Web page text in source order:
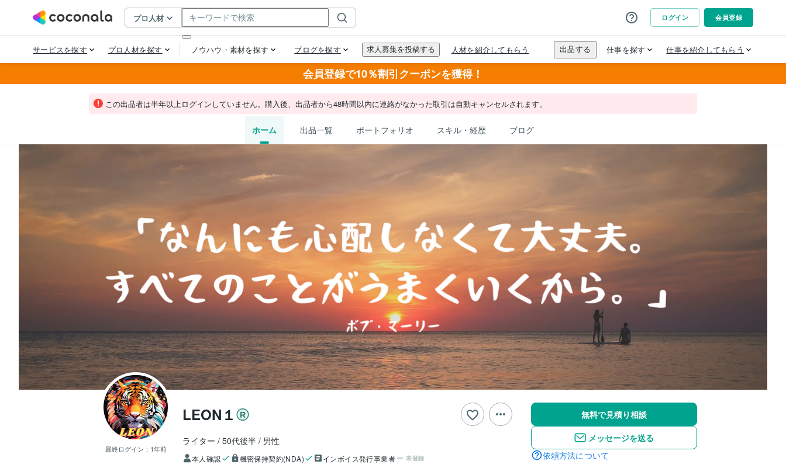
会員登録で10％割引クーポンを獲得！
この出品者は半年以上ログインしていません。購入後、出品者から48時間以内に連絡がなかった取引は自動キャンセルされます。
ホーム 出品一覧 ポートフォリオ スキル・経歴 ブログ
最終ログイン： 1年前
LEON１
ライター 50代後半 男性
本人確認 機密保持契約(NDA) インボイス発行事業者 未登録
無料で見積り相談
メッセージを送る
依頼方法について